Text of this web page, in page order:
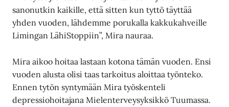
sanonutkin kaikille, että sitten kun tyttö täyttää
yhden vuoden, lähdemme porukalla kakkukahveille
Limingan LähiStoppiin”, Mira nauraa.
Mira aikoo hoitaa lastaan kotona tämän vuoden. Ensi
vuoden alusta olisi taas tarkoitus aloittaa työnteko.
Ennen tytön syntymään Mira työskenteli
depressiohoitajana Mielenterveysyksikkö Tuumassa.